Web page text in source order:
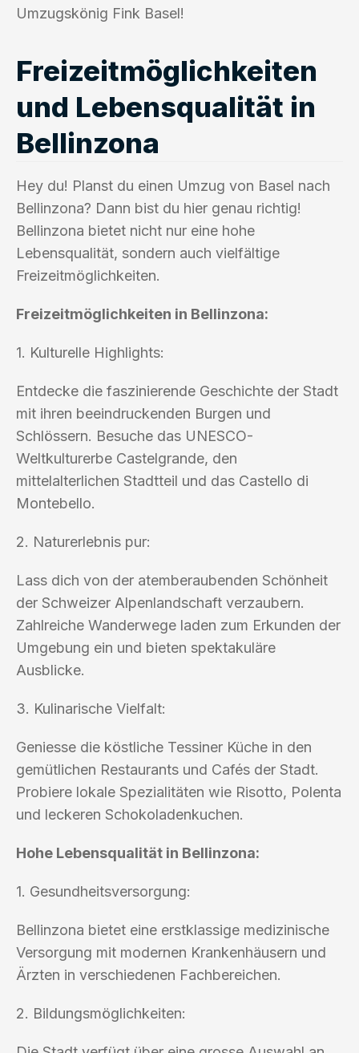
Umzugskönig Fink Basel!
Freizeitmöglichkeiten
und Lebensqualität in
Bellinzona
Hey du! Planst du einen Umzug von Basel nach
Bellinzona? Dann bist du hier genau richtig!
Bellinzona bietet nicht nur eine hohe
Lebensqualität, sondern auch vielfältige
Freizeitmöglichkeiten.
Freizeitmöglichkeiten in Bellinzona:
1. Kulturelle Highlights:
Entdecke die faszinierende Geschichte der Stadt
mit ihren beeindruckenden Burgen und
Schlössern. Besuche das UNESCO-
Weltkulturerbe Castelgrande, den
mittelalterlichen Stadtteil und das Castello di
Montebello.
2. Naturerlebnis pur:
Lass dich von der atemberaubenden Schönheit
der Schweizer Alpenlandschaft verzaubern.
Zahlreiche Wanderwege laden zum Erkunden der
Umgebung ein und bieten spektakuläre
Ausblicke.
3. Kulinarische Vielfalt:
Geniesse die köstliche Tessiner Küche in den
gemütlichen Restaurants und Cafés der Stadt.
Probiere lokale Spezialitäten wie Risotto, Polenta
und leckeren Schokoladenkuchen.
Hohe Lebensqualität in Bellinzona:
1. Gesundheitsversorgung:
Bellinzona bietet eine erstklassige medizinische
Versorgung mit modernen Krankenhäusern und
Ärzten in verschiedenen Fachbereichen.
2. Bildungsmöglichkeiten: